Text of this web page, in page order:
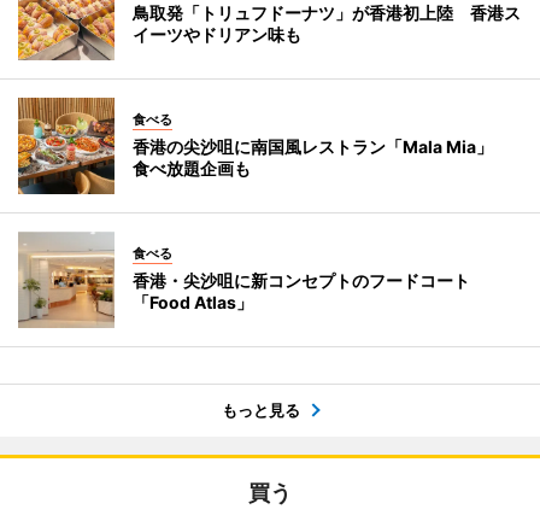
鳥取発「トリュフドーナツ」が香港初上陸 香港ス
イーツやドリアン味も
食べる
香港の尖沙咀に南国風レストラン「Mala Mia」
食べ放題企画も
食べる
香港・尖沙咀に新コンセプトのフードコート
「Food Atlas」
もっと見る
買う